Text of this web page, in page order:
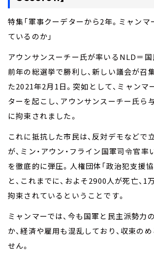
特集「軍事クーデターから2年。ミャンマ
ているのか」
アウンサンスーチー氏が率いるNLD＝国
前年の総選挙で勝利し、新しい議会が召
た2021年2月1日。突如として、ミャンマ
ターを起こし、アウンサンスーチー氏ら
に拘束されました。
これに抵抗した市民は、反対デモなどで
が、ミン・アウン・フライン国軍司令官率
を徹底的に弾圧。人権団体「政治犯支援
と、これまでに、およそ2900人が死亡、1
拘束されているということです。
ミャンマーでは、今も国軍と民主派勢力
か、経済や雇用も混乱しており、収束の
せん。